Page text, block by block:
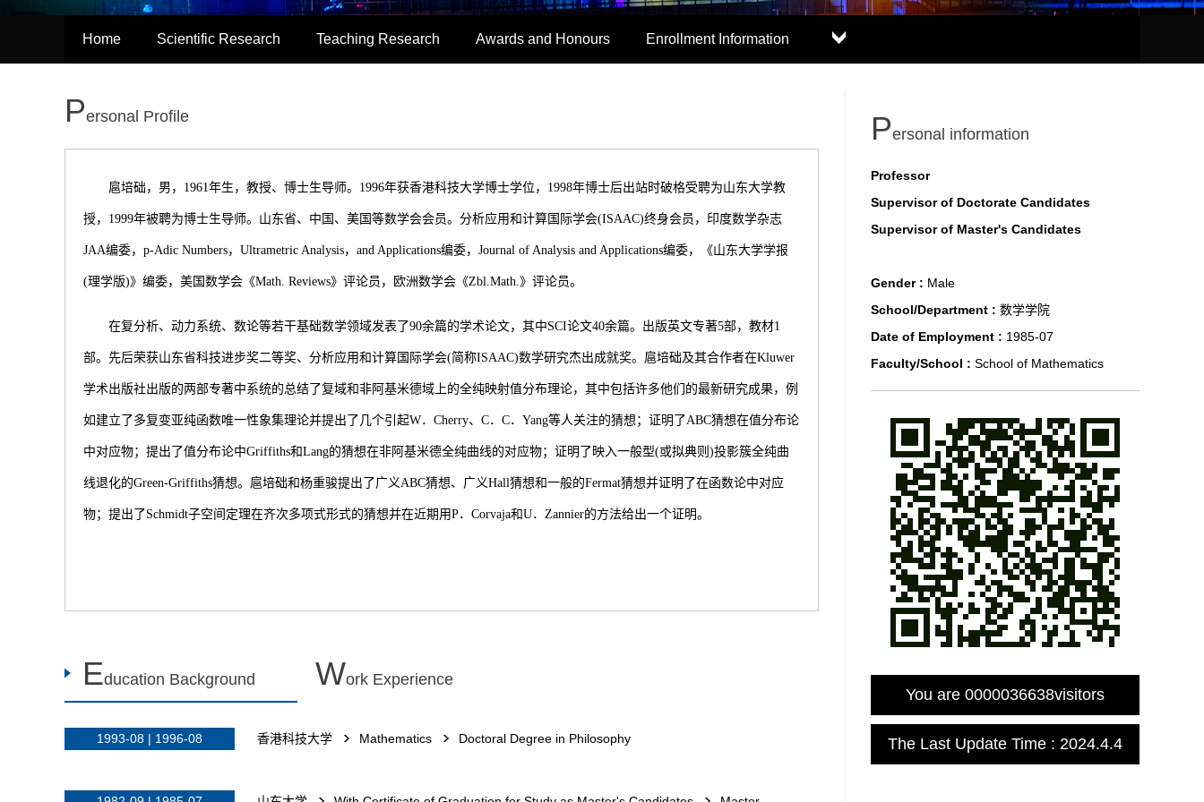
Home Scientific Research Teaching Research Awards and Honours Enrollment Information
Personal Profile
扈培础，男， 1961年生，教授、博士生导师。 1996年获香港科技大学博士学位， 1998年博士后出站时破格受聘为山东大学教
授， 1999年被聘为博士生导师。山东省、中国、美国等数学会会员。分析应用和计算国际学会(ISAAC)终身会员，印度数学杂志
JAA编委， p-Adic Numbers， Ultrametric Analysis， and Applications编委， Journal of Analysis and Applications编委，《山东大学学报
(理学版)》编委，美国数学会《Math. Reviews》评论员，欧洲数学会《Zbl.Math.》评论员。
在复分析、动力系统、数论等若干基础数学领域发表了90余篇的学术论文，其中SCI论文40余篇。出版英文专著5部，教材1
部。先后荣获山东省科技进步奖二等奖、分析应用和计算国际学会(简称ISAAC)数学研究杰出成就奖。扈培础及其合作者在Kluwer
学术出版社出版的两部专著中系统的总结了复域和非阿基米德域上的全纯映射值分布理论，其中包括许多他们的最新研究成果，例
如建立了多复变亚纯函数唯一性象集理论并提出了几个引起W． Cherry、 C． C． Yang等人关注的猜想；证明了ABC猜想在值分布论
中对应物；提出了值分布论中Griffiths和Lang的猜想在非阿基米德全纯曲线的对应物；证明了映入一般型(或拟典则 )投影簇全纯曲
线退化的Green-Griffiths猜想。扈培础和杨重骏提出了广义ABC猜想、广义Hall猜想和一般的Fermat猜想并证明了在函数论中对应
物；提出了Schmidt子空间定理在齐次多项式形式的猜想并在近期用P． Corvaja和U． Zannier的方法给出一个证明。
Education Background Work Experience
1993-08 | 1996-08 香港科技大学 Mathematics Doctoral Degree in Philosophy
Personal information
Professor
Supervisor of Doctorate Candidates
Supervisor of Master's Candidates
Gender : Male
School/Department : 数学学院
Date of Employment : 1985-07
Faculty/School : School of Mathematics
You are 0000036638visitors
The Last Update Time : 2024.4.4